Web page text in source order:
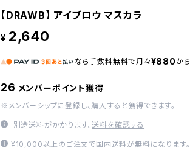
【DRAWB】 アイブロウ マスカラ
¥ 2,640
なら 手数料無料で 月々¥880 から
26 メンバーポイント獲得
※ メンバーシップに登録 し、購入すると獲得できます。
別途送料がかかります。送料を確認する
¥10,000以上のご注文で国内送料が無料になります。